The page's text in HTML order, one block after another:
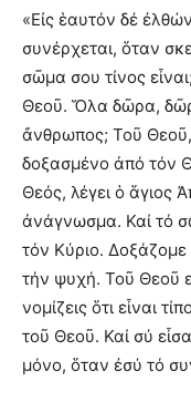
«Εἰς ἑαυτόν δέ
συνέρχεται, ὅταν
σῶμα σου τίνος
Θεοῦ. Ὅλα δῶρα,
ἄνθρωπος; Τοῦ
δοξασμένο ἀπό τόν
Θεός, λέγει ὁ ἅγιος
ἀνάγνωσμα. Καί τό
τόν Κύριο.
τήν ψυχή. Τοῦ Θεοῦ
νομίζεις ὅτι εἶναι
τοῦ Θεοῦ. Καί σύ
μόνο, ὅταν ἐσύ τό